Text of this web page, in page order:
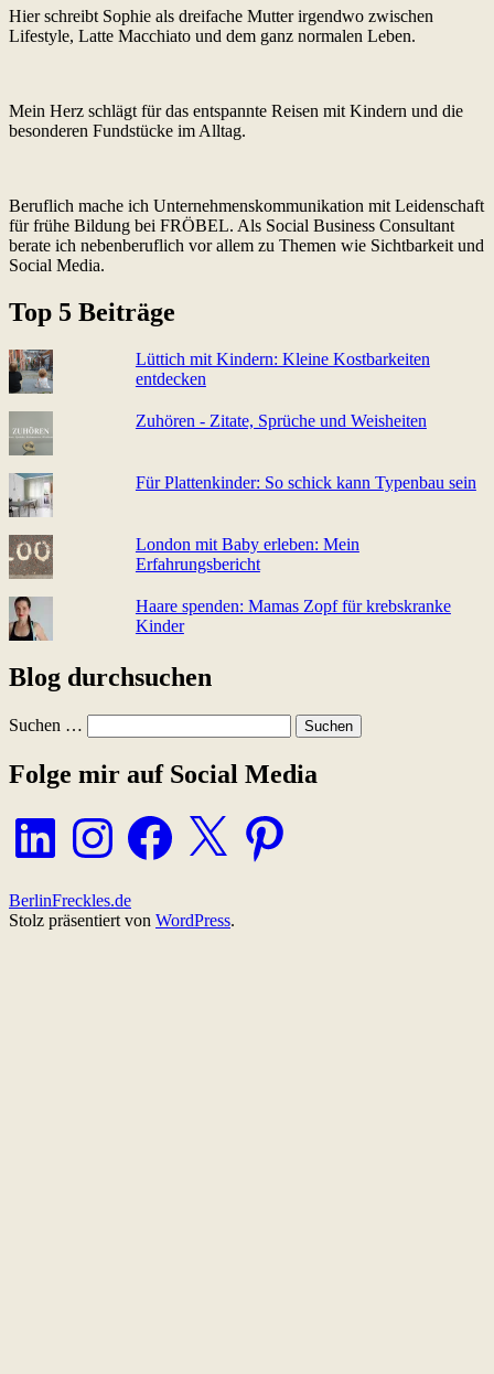
Hier schreibt Sophie als dreifache Mutter irgendwo zwischen
Lifestyle, Latte Macchiato und dem ganz normalen Leben.
Mein Herz schlägt für das entspannte Reisen mit Kindern und die
besonderen Fundstücke im Alltag.
Beruflich mache ich Unternehmenskommunikation mit Leidenschaft
für frühe Bildung bei FRÖBEL. Als Social Business Consultant
berate ich nebenberuflich vor allem zu Themen wie Sichtbarkeit und
Social Media.
Top 5 Beiträge
Lüttich mit Kindern: Kleine Kostbarkeiten
entdecken
Zuhören - Zitate, Sprüche und Weisheiten
Für Plattenkinder: So schick kann Typenbau sein
London mit Baby erleben: Mein
Erfahrungsbericht
Haare spenden: Mamas Zopf für krebskranke
Kinder
Blog durchsuchen
Suchen …
Folge mir auf Social Media
LinkedIn Instagram FacebookX Pinterest
BerlinFreckles.de
Stolz präsentiert von WordPress.